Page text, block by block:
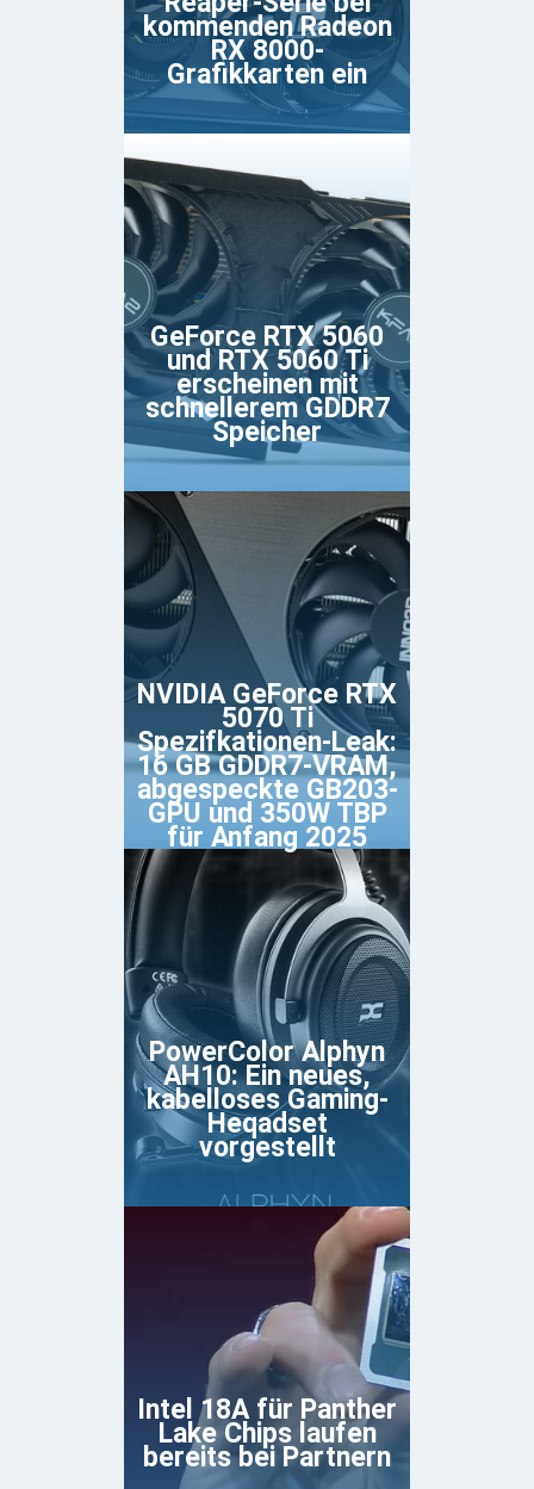
kommenden Radeon
RX 8000-
Grafikkarten ein
GeForce RTX 5060
und RTX 5060 Ti
erscheinen mit
schnellerem GDDR7
Speicher
NVIDIA GeForce RTX
5070 Ti
Spezifkationen-Leak:
16 GB GDDR7-VRAM,
abgespeckte GB203-
GPU und 350W TBP
für Anfang 2025
PowerColor Alphyn
AH10: Ein neues,
kabelloses Gaming-
Heqadset
vorgestellt
Intel 18A für Panther
Lake Chips laufen
bereits bei Partnern